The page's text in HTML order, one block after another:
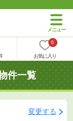
0
お気に入り
件一覧
変更する